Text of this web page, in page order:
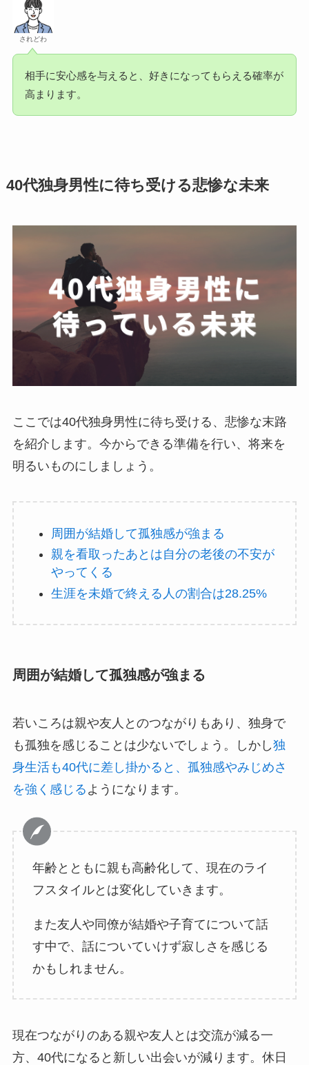
されどわ
相手に安心感を与えると、好きになってもらえる確率が
高まります。
40代独身男性に待ち受ける悲惨な未来
ここでは40代独身男性に待ち受ける、悲惨な末路
を紹介します。今からできる準備を行い、将来を
明るいものにしましょう。
周囲が結婚して孤独感が強まる
親を看取ったあとは自分の老後の不安が
やってくる
生涯を未婚で終える人の割合は28.25%
周囲が結婚して孤独感が強まる
若いころは親や友人とのつながりもあり、独身で
も孤独を感じることは少ないでしょう。しかし独
身生活も40代に差し掛かると、孤独感やみじめさ
を強く感じる ようになります。
年齢とともに親も高齢化して、現在のライ
フスタイルとは変化していきます。
また友人や同僚が結婚や子育てについて話
す中で、話についていけず寂しさを感じる
かもしれません。
現在つながりのある親や友人とは交流が減る一
方、40代になると新しい出会いが減ります。休日